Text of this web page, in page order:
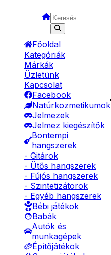
Főoldal
Kategóriák
Márkák
Üzletünk
Kapcsolat
Facebook
Natúrkozmetikumok
Jelmezek
Jelmez kiegészítők
Bontempi
hangszerek
- Gitárok
- Ütős hangszerek
- Fújós hangszerek
- Szintetizátorok
- Egyéb hangszerek
Bébi játékok
Babák
Autók és
munkagépek
Építőjátékok